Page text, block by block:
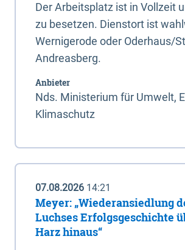
Der Arbeitsplatz ist in Vollzeit
zu besetzen. Dienstort ist
Wernigerode oder Oderhaus/
Andreasberg.
Anbieter
Nds. Ministerium für Umwelt,
Klimaschutz
07.08.2026 14:21
Meyer: „Wiederansiedlung
Luchses Erfolgsgeschichte
Harz hinaus“